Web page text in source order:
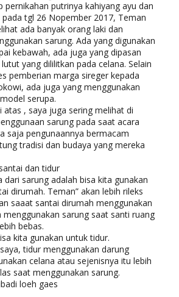
pernikahan putrinya kahiyang ayu dan
tgl 26 Nopember 2017, Teman
ada banyak orang laki dan
sarung. Ada yang digunakan
kebawah, ada juga yang dipasan
yang dililitkan pada celana. Selain
pemberian marga sireger kepada
ada juga yang menggunakan
serupa.
atas , saya juga sering melihat di
sarung pada saat acara
saja pengunaannya bermacam
tradisi dan budaya yang mereka
dan tidur
dari sarung adalah bisa kita gunakan
dirumah. Teman” akan lebih rileks
saaat santai dirumah menggunakan
menggunakan sarung saat santi ruang
bebas.
kita gunakan untuk tidur.
tidur menggunakan darung
celana atau sejenisnya itu lebih
saat menggunakan sarung.
loeh gaes